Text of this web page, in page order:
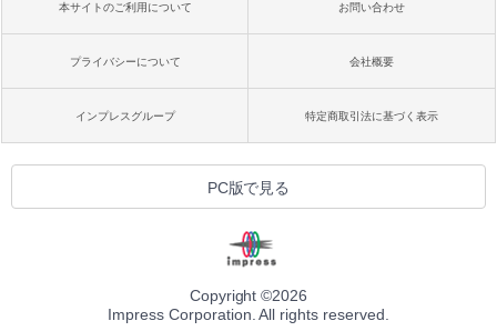
本サイトのご利用について お問い合わせ
プライバシーについて 会社概要
インプレスグループ 特定商取引法に基づく表示
PC版で見る
Copyright ©2026
Impress Corporation. All rights reserved.